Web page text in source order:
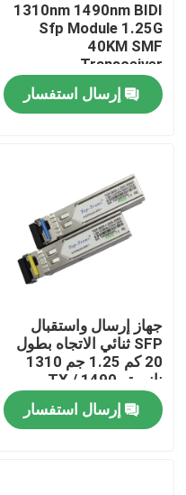
مسكن
منتجات
جولة في المعمل
مراقبة الجودة
أخبار
منتجات إنفيديا الذكاء
1310nm 1490nm BIDI
Sfp Module 1.25G
40KM SMF
Transceiver
إرسال استفسار
جهاز إرسال واستقبال
SFP ثنائي الاتجاه بطول
20 كم 1.25 جم 1310
نانومتر TX / 1490
نانومتر RX
إرسال استفسار